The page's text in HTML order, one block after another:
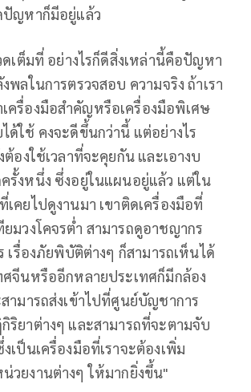
ปัญหาก็มีอยู่แล้ว
ดเต็มที่ อย่างไรก็ดีสิ่งเหล่านี้คือปัญหา
งพลในการตรวจสอบ ความจริง ถ้าเรา
ครื่องมือสำคัญหรือเครื่องมือพิเศษ
ด้ใช้ คงจะดีขึ้นกว่านี้ แต่อย่างไร
ต้องใช้เวลาที่จะคุยกัน และเอางบ
รั้งหนึ่ง ซึ่งอยู่ในแผนอยู่แล้ว แต่ใน
คยไปดูงานมา เขาติดเครื่องมือที่
มวงโคจรต่ำ สามารถดูอาชญากร
เรื่องภัยพิบัติต่างๆ ก็สามารถเห็นได้
ศจีนหรืออีกหลายประเทศก็มีกล้อง
ามารถส่งเข้าไปที่ศูนย์บัญชาการ
ริยาต่างๆ และสามารถที่จะตามจับ
เป็นเครื่องมือที่เราจะต้องเพิ่ม
วยงานต่างๆ ให้มากยิ่งขึ้น"